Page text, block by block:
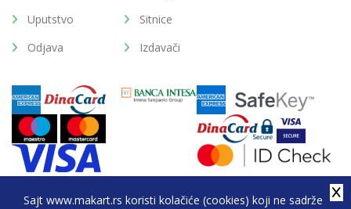
Sajt www.makart.rs koristi kolačiće (cookies) koji ne sadrže
Uputstvo
Odjava
Sitnice
Izdavači